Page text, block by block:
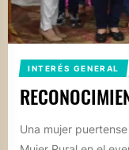
INTERÉS GENERAL
Una mujer